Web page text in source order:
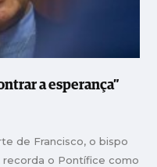
a esperança”
de Francisco, o bispo
recorda o Pontífice como